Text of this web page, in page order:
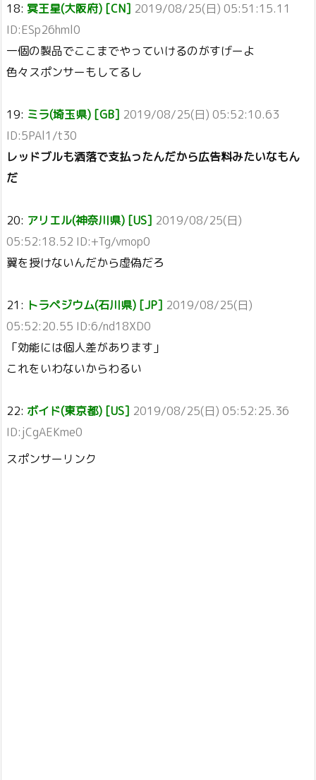
18: 冥王星(大阪府) [CN] 2019/08/25(日) 05:51:15.11
ID:ESp26hml0
一個の製品でここまでやっていけるのがすげーよ
色々スポンサーもしてるし
19: ミラ(埼玉県) [GB] 2019/08/25(日) 05:52:10.63
ID:5PAl1/t30
レッドブルも洒落で支払ったんだから広告料みたいなもん
だ
20: アリエル(神奈川県) [US] 2019/08/25(日)
05:52:18.52 ID:+Tg/vmop0
翼を授けないんだから虚偽だろ
21: トラペジウム(石川県) [JP] 2019/08/25(日)
05:52:20.55 ID:6/nd18XD0
「効能には個人差があります」
これをいわないからわるい
22: ボイド(東京都) [US] 2019/08/25(日) 05:52:25.36
ID:jCgAEKme0
スポンサーリンク